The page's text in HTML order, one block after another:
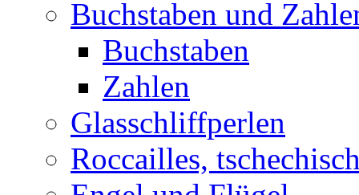
Buchstaben und
Buchstaben
Zahlen
Glasschliffperlen
Roccailles,